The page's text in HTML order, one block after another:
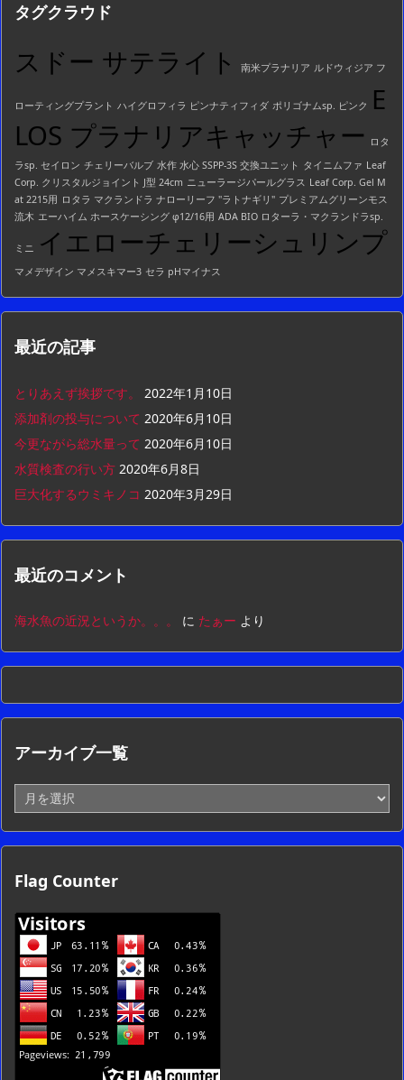
一
タグクラウド
スドー サテライト 南米プラナリア ルドウィジア フ
ローティングプラント ハイグロフィラ ピンナティフィダ ポリゴナムsp. ピンク
E
LOS プラナリアキャッチャー
ロタ
ラsp. セイロン チェリーバルブ 水作 水心 SSPP-3S 交換ユニット タイニムファ Leaf
Corp. クリスタルジョイント J型 24cm ニューラージパールグラス Leaf Corp. Gel M
at 2215用 ロタラ マクランドラ ナローリーフ "ラトナギリ" プレミアムグリーンモス
流木 エーハイム ホースケーシング φ12/16用 ADA BIO ロターラ・マクランドラsp.
ミニ イエローチェリーシュリンプ
マメデザイン マメスキマー3 セラ pHマイナス
最近の記事
とりあえず挨拶です。
2022年1月10日
添加剤の投与について 2020年6月10日
今更ながら総水量って 2020年6月10日
水質検査の行い方 2020年6月8日
巨大化するウミキノコ 2020年3月29日
最近のコメント
海水魚の近況というか。。。 に たぁー より
アーカイブ一覧
ー
カ
イ
一
Flag Counter